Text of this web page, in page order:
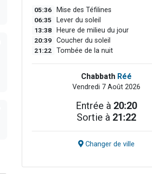
05:36 Mise des Téfilines
06:35 Lever du soleil
13:38 Heure de milieu du jour
20:39 Coucher du soleil
21:22 Tombée de la nuit
Chabbath Réé
Vendredi 7 Août 2026
Entrée à 20:20
Sortie à 21:22
Changer de ville